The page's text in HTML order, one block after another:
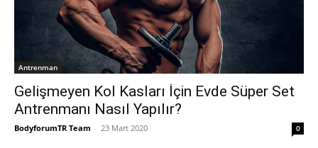
Antrenman
Gelişmeyen Kol Kasları İçin Evde Süper Set
Antrenmanı Nasıl Yapılır?
BodyforumTR Team - 23 Mart 2020 0